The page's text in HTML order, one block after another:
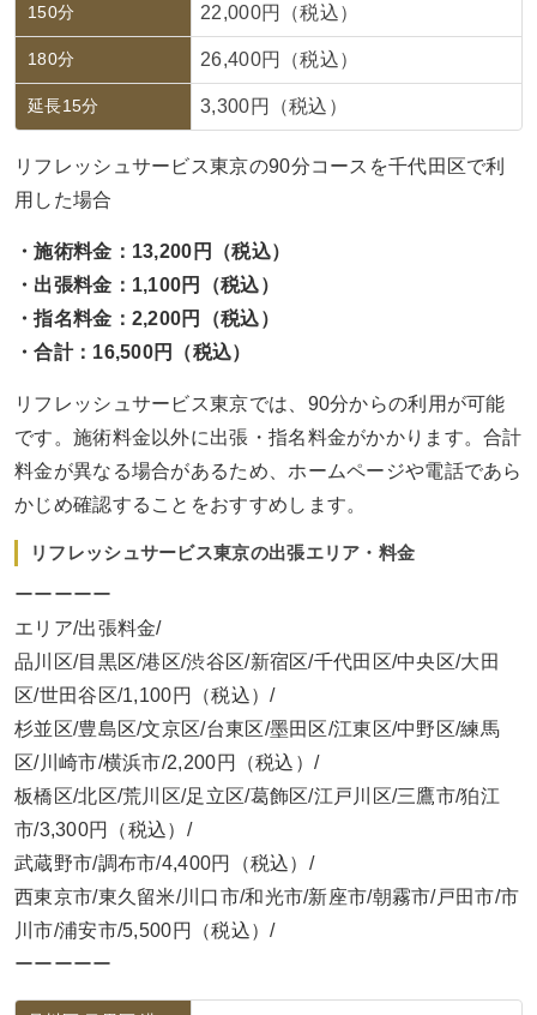
150分 22,000円（税込）
180分 26,400円（税込）
延長15分 3,300円（税込）
リフレッシュサービス東京の90分コースを千代田区で利
用した場合
・施術料金：13,200円（税込）
・出張料金：1,100円（税込）
・指名料金：2,200円（税込）
・合計：16,500円（税込）
リフレッシュサービス東京では、90分からの利用が可能
です。施術料金以外に出張・指名料金がかかります。合計
料金が異なる場合があるため、ホームページや電話であら
かじめ確認することをおすすめします。
リフレッシュサービス東京の出張エリア・料金
ーーーーー
エリア/出張料金/
品川区/目黒区/港区/渋谷区/新宿区/千代田区/中央区/大田
区/世田谷区/1,100円（税込）/
杉並区/豊島区/文京区/台東区/墨田区/江東区/中野区/練馬
区/川崎市/横浜市/2,200円（税込）/
板橋区/北区/荒川区/足立区/葛飾区/江戸川区/三鷹市/狛江
市/3,300円（税込）/
武蔵野市/調布市/4,400円（税込）/
西東京市/東久留米/川口市/和光市/新座市/朝霧市/戸田市/市
川市/浦安市/5,500円（税込）/
ーーーーー